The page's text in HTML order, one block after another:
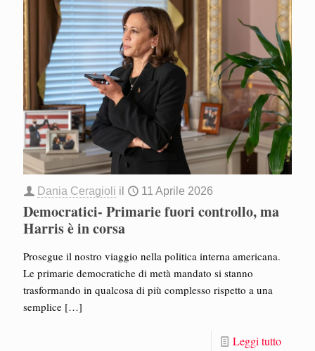
Dania Ceragioli il 11 Aprile 2026
Democratici- Primarie fuori controllo, ma
Harris è in corsa
Prosegue il nostro viaggio nella politica interna americana.
Le primarie democratiche di metà mandato si stanno
trasformando in qualcosa di più complesso rispetto a una
semplice […]
Leggi tutto